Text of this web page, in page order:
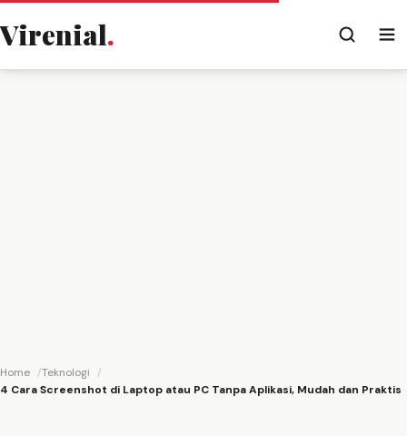
Virenial.
Home
Teknologi
4 Cara Screenshot di Laptop atau PC Tanpa Aplikasi, Mudah dan Praktis